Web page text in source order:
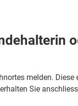
melden. Diese
Sie